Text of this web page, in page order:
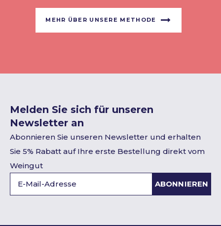
MEHR ÜBER UNSERE METHODE
Melden Sie sich für unseren
Newsletter an
Abonnieren Sie unseren Newsletter und erhalten
Sie 5% Rabatt auf Ihre erste Bestellung direkt vom
Weingut
ABONNIEREN